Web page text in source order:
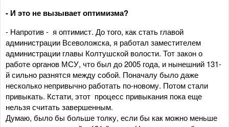
- И это не вызывает оптимизма?
- Напротив - я оптимист. До того, как стать главой
администрации Всеволожска, я работал заместителем
администрации главы Колтушской волости. Тот закон о
работе органов МСУ, что был до 2005 года, и нынешний 131-
й сильно разнятся между собой. Поначалу было даже
несколько непривычно работать по-новому. Потом стали
привыкать. Кстати, этот процесс привыкания пока еще
нельзя считать завершенным.
Думаю, было бы больше толку, если бы как можно меньше